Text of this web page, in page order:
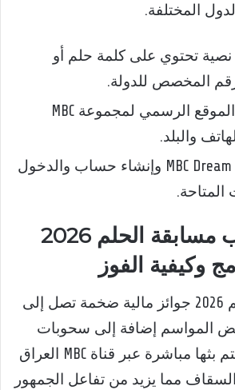
المختلفة.
نصية تحتوي على كلمة حلم أو
التسجيل عبر الموقع الرسمي لمجموعة MBC
والبلد.
تحميل تطبيق MBC Dream وإنشاء حساب والدخول
المتاحة.
تفاصيل سحب مسابقة الحلم 2026
وكيفية الفوز
تقدم مسابقة الحلم 2026 جوائز مالية ضخمة تصل إلى
المواسم إضافة إلى سحوبات
أسبوعية وشهرية يتم بثها مباشرة عبر قناة MBC العراق
مما يزيد من تفاعل الجمهور